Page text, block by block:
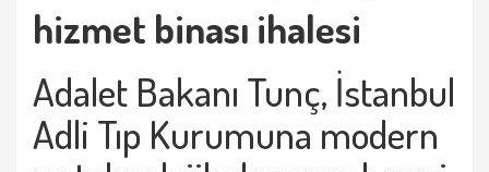
hizmet binası ihalesi
Adalet Bakanı Tunç, İstanbul
Adli Tıp Kurumuna modern